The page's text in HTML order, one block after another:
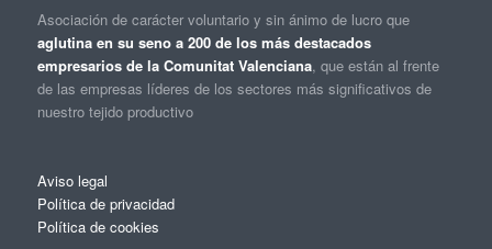
Asociación de carácter voluntario y sin ánimo de lucro que
aglutina en su seno a 200 de los más destacados
empresarios de la Comunitat Valenciana, que están al frente
de las empresas líderes de los sectores más significativos de
nuestro tejido productivo
Aviso legal
Política de privacidad
Política de cookies